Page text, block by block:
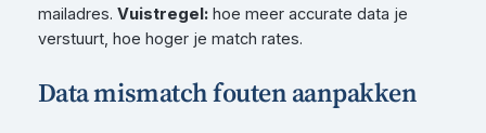
mailadres. Vuistregel:hoe meer accurate data je
verstuurt, hoe hoger je match rates.
Data mismatch fouten aanpakken